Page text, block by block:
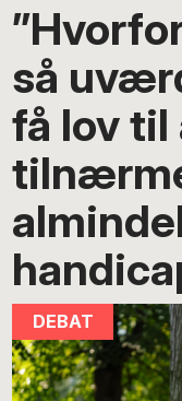
så
få lov til